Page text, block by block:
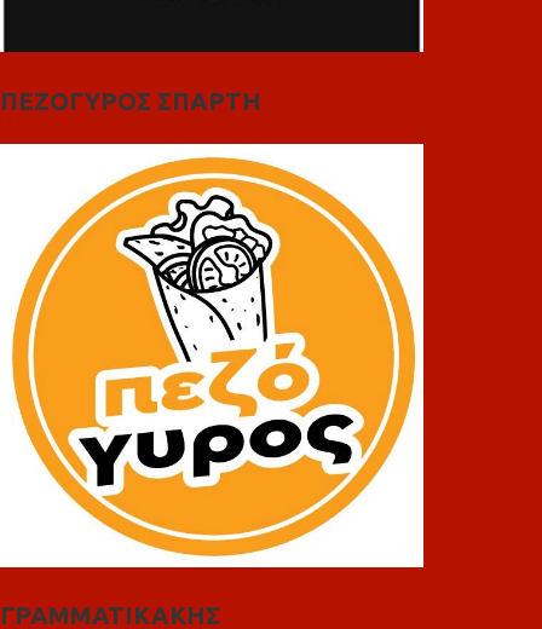
ΠΕΖΟΓΥΡΟΣ ΣΠΑΡΤΗ
ΓΡΑΜΜΑΤΙΚΑΚΗΣ